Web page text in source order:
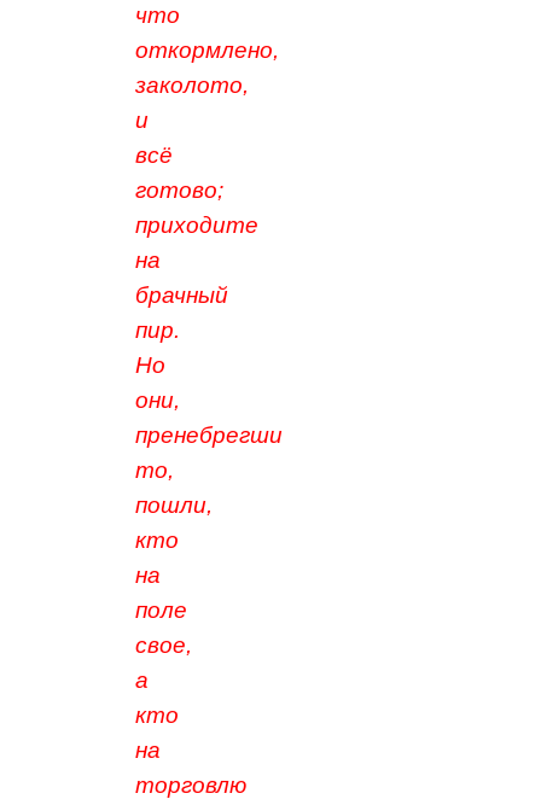
что
откормлено,
заколото,
и
всё
готово;
приходите
на
брачный
пир.
Но
они,
пренебрегши
то,
пошли,
кто
на
поле
свое,
а
кто
на
торговлю